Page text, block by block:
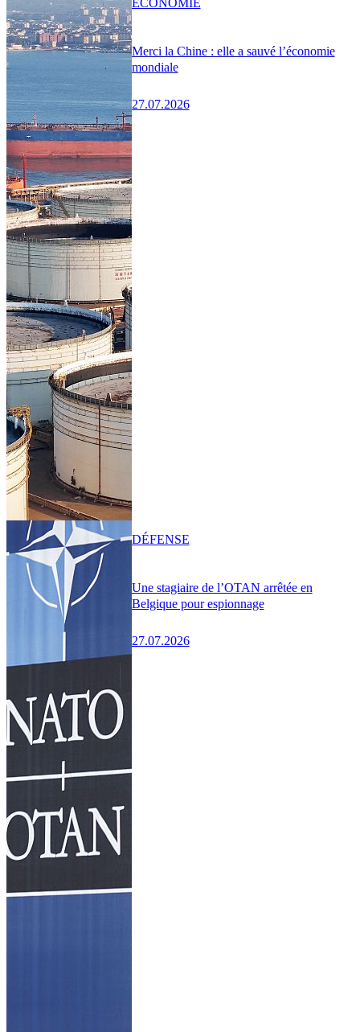
Merci la Chine : elle a sauvé l’économie
mondiale
27.07.2026
Une stagiaire de l’OTAN arrêtée en
Belgique pour espionnage
27.07.2026
DÉFENSE